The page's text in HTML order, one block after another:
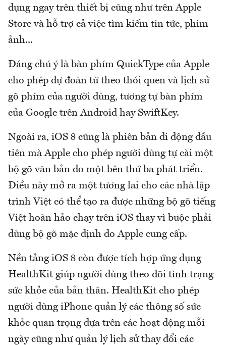
dụng ngay trên thiết bị cũng như trên Apple
Store và hỗ trợ cả việc tìm kiếm tin tức, phim
ảnh...
Đáng chú ý là bàn phím QuickType của Apple
cho phép dự đoán từ theo thói quen và lịch sử
gõ phím của người dùng, tương tự bàn phím
của Google trên Android hay SwiftKey.
Ngoài ra, iOS 8 cũng là phiên bản di động đầu
tiên mà Apple cho phép người dùng tự cài một
bộ gõ văn bản do một bên thứ ba phát triển.
Điều này mở ra một tương lai cho các nhà lập
trình Việt có thể tạo ra được những bộ gõ tiếng
Việt hoàn hảo chạy trên iOS thay vì buộc phải
dùng bộ gõ mặc định do Apple cung cấp.
Nền tảng iOS 8 còn được tích hợp ứng dụng
HealthKit giúp người dùng theo dõi tình trạng
sức khỏe của bản thân. HealthKit cho phép
người dùng iPhone quản lý các thông số sức
khỏe quan trọng dựa trên các hoạt động mỗi
ngày cũng như quản lý lịch sử thay đổi các